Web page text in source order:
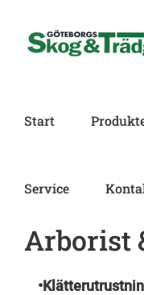
content
Start
Service
Arborist